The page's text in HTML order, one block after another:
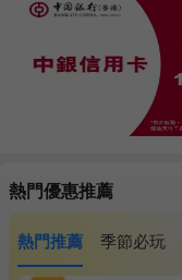
熱門優惠推薦
熱門推薦 季節必玩